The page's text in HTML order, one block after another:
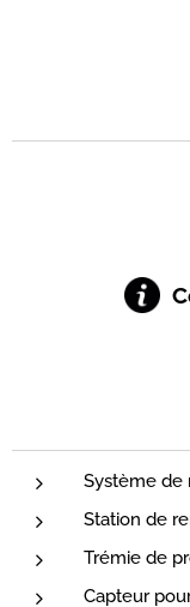
Système de
Station de
Trémie de
Capteur